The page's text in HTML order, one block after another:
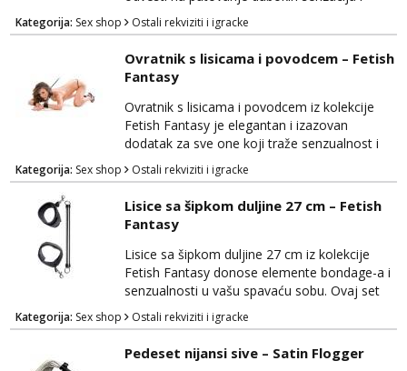
uzbuđenja. Ovaj set omogućava vam da
istražujete nove razine uživanja i strasti u
svojim intimnim trenucima. Stezaljke su
izrađene od visokokvalitetnog materijala koji
je siguran za tijelo i nježan na dodir, pružajući
udobnost tijekom korištenja. One su dizajnir...
Kategorija: Sex shop Ostali rekviziti i igracke
Ovratnik s lisicama i povodcem – Fetish
Fantasy
Ovratnik s lisicama i povodcem iz kolekcije
Fetish Fantasy je elegantan i izazovan
dodatak za sve one koji traže senzualnost i
dominaciju u svojim intimnim trenucima. Ovaj
set omogućuje vam da istražite svijet BDSM-
a i pruža vam priliku za dominaciju ili predaju,
ovisno o vašim sklonostima. Ovratnik je
izrađen od visokokvalitetnog materijala koji je
siguran za tijelo i udoban za nošenje. Prilag...
Kategorija: Sex shop Ostali rekviziti i igracke
Lisice sa šipkom duljine 27 cm – Fetish
Fantasy
Lisice sa šipkom duljine 27 cm iz kolekcije
Fetish Fantasy donose elemente bondage-a i
senzualnosti u vašu spavaću sobu. Ovaj set
omogućava vam da istražujete igre sa
strašću, pružajući vam mogućnost za
dominaciju ili predaju. Lisice su izrađene od
visokokvalitetnog materijala koji je siguran za
Kategorija: Sex shop Ostali rekviziti i igracke
Pedeset nijansi sive – Satin Flogger